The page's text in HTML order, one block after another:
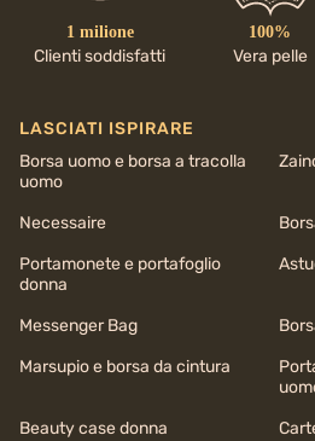
1 milione
Clienti soddisfatti
100%
Vera pelle
LASCIATI ISPIRARE
Borsa uomo e borsa a tracolla
uomo
Necessaire
Portamonete e portafoglio
donna
Messenger Bag
Marsupio e borsa da cintura
Beauty case donna